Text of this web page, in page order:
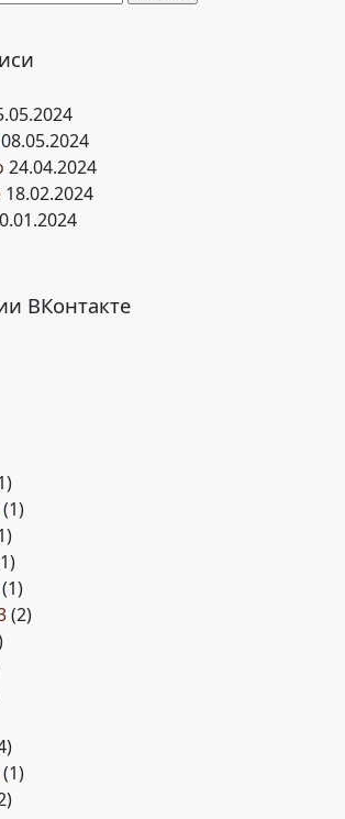
08.05.2024
24.04.2024
18.02.2024
ВКонтакте
(1)
(1)
(2)
(1)